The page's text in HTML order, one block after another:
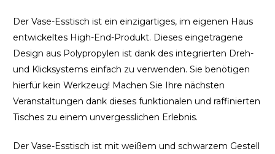
Der Vase-Esstisch ist ein einzigartiges, im eigenen Haus
entwickeltes High-End-Produkt. Dieses eingetragene
Design aus Polypropylen ist dank des integrierten Dreh-
und Klicksystems einfach zu verwenden. Sie benötigen
hierfür kein Werkzeug! Machen Sie Ihre nächsten
Veranstaltungen dank dieses funktionalen und raffinierten
Tisches zu einem unvergesslichen Erlebnis.
Der Vase-Esstisch ist mit weißem und schwarzem Gestell